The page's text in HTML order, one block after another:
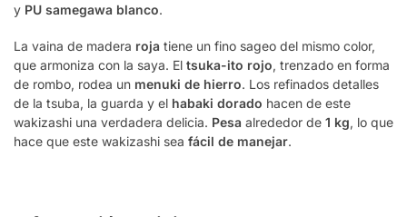
y PU samegawa blanco.
La vaina de madera roja tiene un fino sageo del mismo color,
que armoniza con la saya. El tsuka-ito rojo, trenzado en forma
de rombo, rodea un menuki de hierro. Los refinados detalles
de la tsuba, la guarda y el habaki dorado hacen de este
wakizashi una verdadera delicia. Pesa alrededor de 1 kg, lo que
hace que este wakizashi sea fácil de manejar.